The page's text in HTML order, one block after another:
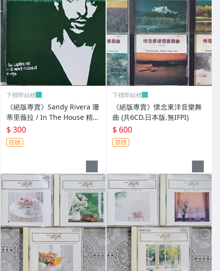
下標即結標
《絕版專賣》Sandy Rivera 珊
蒂里薇拉 / In The House 精選
輯 (2CD.美版)
$ 300
競標
下標即結標
《絕版專賣》懷念東洋音樂舞
曲 (共6CD.日本版.無IFPI)
$ 600
競標